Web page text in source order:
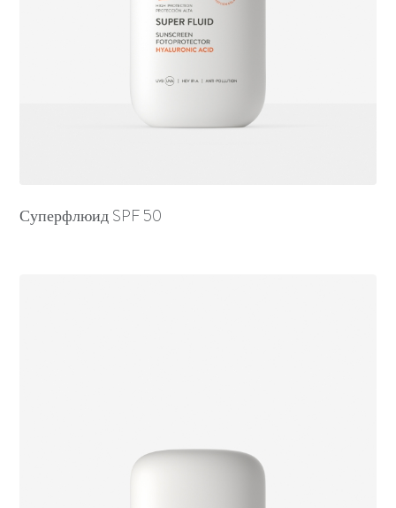
Суперфлюид SPF 50